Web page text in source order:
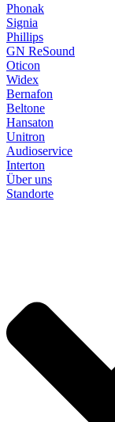
Phonak
Signia
Phillips
GN ReSound
Oticon
Widex
Bernafon
Beltone
Hansaton
Unitron
Audioservice
Interton
Über uns
Standorte